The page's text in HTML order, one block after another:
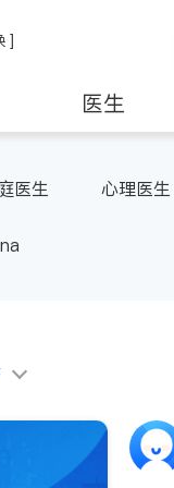
]
医生
医生 心理医生